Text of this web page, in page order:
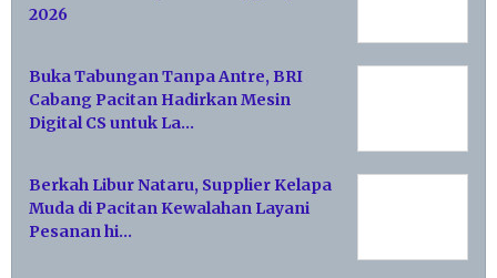
2026
Buka Tabungan Tanpa Antre, BRI
Cabang Pacitan Hadirkan Mesin
Digital CS untuk La…
Berkah Libur Nataru, Supplier Kelapa
Muda di Pacitan Kewalahan Layani
Pesanan hi…